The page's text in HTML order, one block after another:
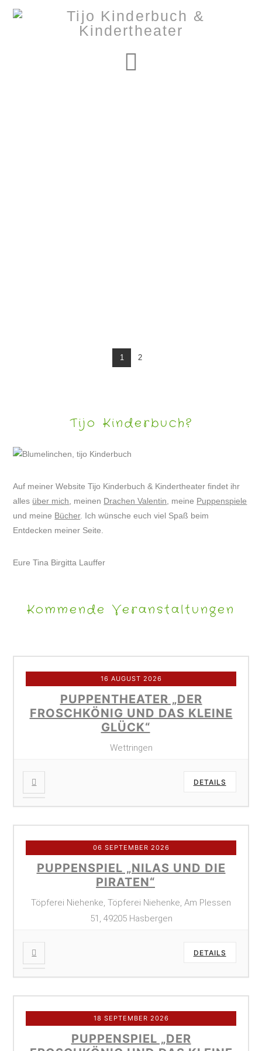
1 2
Tijo Kinderbuch?
Auf meiner Website Tijo Kinderbuch & Kindertheater findet ihr
alles über mich , meinen Drachen Valentin , meine Puppenspiele
und meine Bücher. Ich wünsche euch viel Spaß beim
Entdecken meiner Seite.
Eure Tina Birgitta Lauffer
Kommende Veranstaltungen
16 AUGUST 2026
PUPPENTHEATER „DER
FROSCHKÖNIG UND DAS KLEINE
GLÜCK“
Wettringen
DETAILS
06 SEPTEMBER 2026
PUPPENSPIEL „NILAS UND DIE
PIRATEN“
Töpferei Niehenke, Töpferei Niehenke, Am Plessen
51, 49205 Hasbergen
DETAILS
18 SEPTEMBER 2026
PUPPENSPIEL „DER